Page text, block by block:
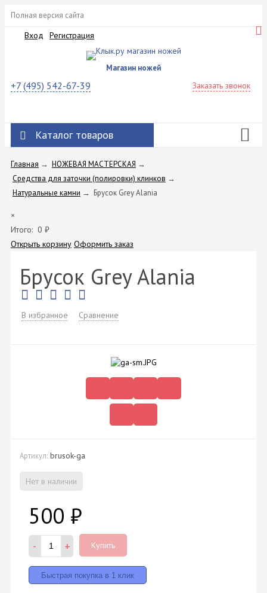
Полная версия сайта
Вход Регистрация
Магазин ножей
+7 (495) 542-67-39 Заказать звонок
Каталог товаров
Главная → НОЖЕВАЯ МАСТЕРСКАЯ →
Средства для заточки (полировки) клинков →
Натуральные камни → Брусок Grey Alania
×
Итого: 0 ₽
Открыть корзину Оформить заказ
Брусок Grey Alania
В избранное Сравнение
Артикул: brusok-ga
Нет в наличии
500 ₽
- + Купить